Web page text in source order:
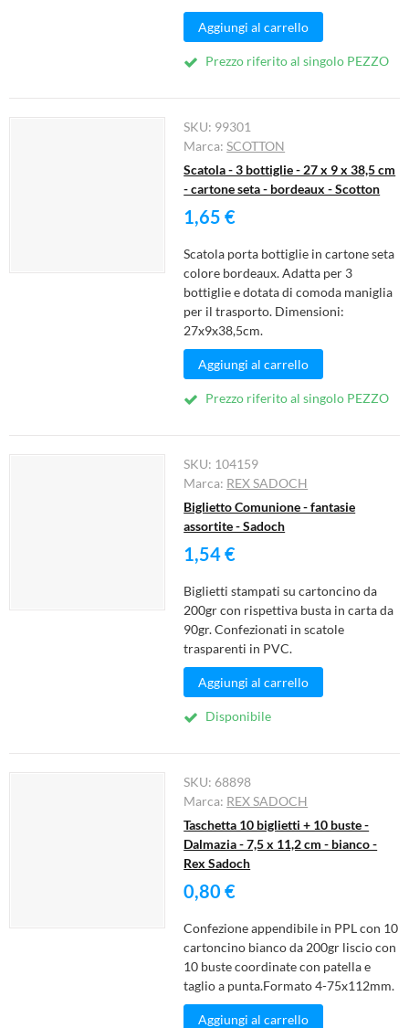
Aggiungi al carrello
Prezzo riferito al singolo PEZZO
SKU: 99301
Marca:SCOTTON
Scatola - 3 bottiglie - 27 x 9 x 38,5 cm
- cartone seta - bordeaux - Scotton
1,65 €
Scatola porta bottiglie in cartone seta
colore bordeaux. Adatta per 3
bottiglie e dotata di comoda maniglia
per il trasporto. Dimensioni:
27x9x38,5cm.
Aggiungi al carrello
Prezzo riferito al singolo PEZZO
SKU: 104159
Marca: REX SADOCH
Biglietto Comunione - fantasie
assortite - Sadoch
1,54 €
Biglietti stampati su cartoncino da
200gr con rispettiva busta in carta da
90gr. Confezionati in scatole
trasparenti in PVC.
Aggiungi al carrello
Disponibile
SKU: 68898
Marca: REX SADOCH
Taschetta 10 biglietti + 10 buste -
Dalmazia - 7,5 x 11,2 cm - bianco -
Rex Sadoch
0,80 €
Confezione appendibile in PPL con 10
cartoncino bianco da 200gr liscio con
10 buste coordinate con patella e
taglio a punta.Formato 4-75x112mm.
Aggiungi al carrello